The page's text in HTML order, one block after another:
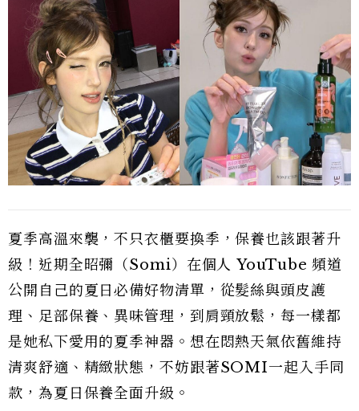
夏季高溫來襲，不只衣櫃要換季，保養也該跟著升
級！近期全昭彌（Somi）在個人 YouTube 頻道
公開自己的夏日必備好物清單，從髮絲與頭皮護
理、足部保養、異味管理，到肩頸放鬆，每一樣都
是她私下愛用的夏季神器。想在悶熱天氣依舊維持
清爽舒適、精緻狀態，不妨跟著SOMI一起入手同
款，為夏日保養全面升級。